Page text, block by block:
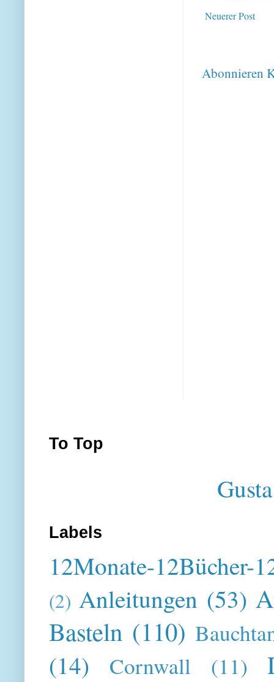
Neuerer Post
Abonnieren
To Top
Labels
12Monate-12Bücher-
(2) Anleitungen (53)
Basteln (110)
(14) Cornwall (11)